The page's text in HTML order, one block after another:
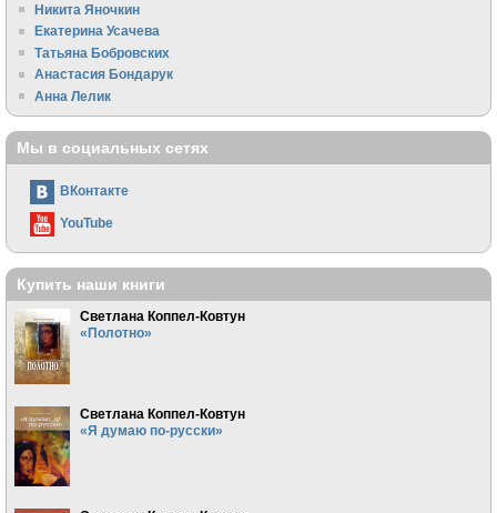
Никита Яночкин
Екатерина Усачева
Татьяна Бобровских
Анастасия Бондарук
Анна Лелик
Мы в социальных сетях
ВКонтакте
YouTube
Купить наши книги
Светлана Коппел-Ковтун
«Полотно»
Светлана Коппел-Ковтун
«Я думаю по-русски»